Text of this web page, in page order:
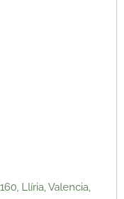
Llíria, Valencia,